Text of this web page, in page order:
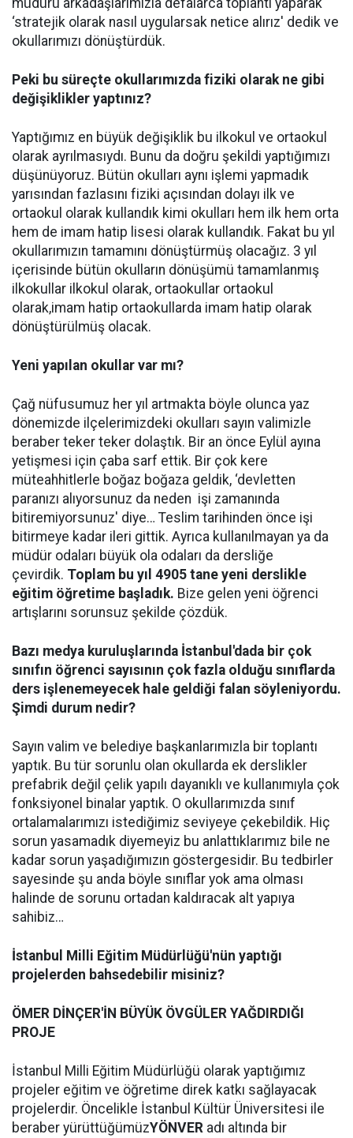
müdürü arkadaşlarımızla defalarca toplantı yaparak
‘stratejik olarak nasıl uygularsak netice alırız' dedik ve
okullarımızı dönüştürdük.
Peki bu süreçte okullarımızda fiziki olarak ne gibi
değişiklikler yaptınız?
Yaptığımız en büyük değişiklik bu ilkokul ve ortaokul
olarak ayrılmasıydı. Bunu da doğru şekildi yaptığımızı
düşünüyoruz. Bütün okulları aynı işlemi yapmadık
yarısından fazlasını fiziki açısından dolayı ilk ve
ortaokul olarak kullandık kimi okulları hem ilk hem orta
hem de imam hatip lisesi olarak kullandık. Fakat bu yıl
okullarımızın tamamını dönüştürmüş olacağız. 3 yıl
içerisinde bütün okulların dönüşümü tamamlanmış
ilkokullar ilkokul olarak, ortaokullar ortaokul
olarak,imam hatip ortaokullarda imam hatip olarak
dönüştürülmüş olacak.
Yeni yapılan okullar var mı?
Çağ nüfusumuz her yıl artmakta böyle olunca yaz
dönemizde ilçelerimizdeki okulları sayın valimizle
beraber teker teker dolaştık. Bir an önce Eylül ayına
yetişmesi için çaba sarf ettik. Bir çok kere
müteahhitlerle boğaz boğaza geldik, ‘devletten
paranızı alıyorsunuz da neden işi zamanında
bitiremiyorsunuz' diye… Teslim tarihinden önce işi
bitirmeye kadar ileri gittik. Ayrıca kullanılmayan ya da
müdür odaları büyük ola odaları da dersliğe
çevirdik. Toplam bu yıl 4905 tane yeni derslikle
eğitim öğretime başladık. Bize gelen yeni öğrenci
artışlarını sorunsuz şekilde çözdük.
Bazı medya kuruluşlarında İstanbul'dada bir çok
sınıfın öğrenci sayısının çok fazla olduğu sınıflarda
ders işlenemeyecek hale geldiği falan söyleniyordu.
Şimdi durum nedir?
Sayın valim ve belediye başkanlarımızla bir toplantı
yaptık. Bu tür sorunlu olan okullarda ek derslikler
prefabrik değil çelik yapılı dayanıklı ve kullanımıyla çok
fonksiyonel binalar yaptık. O okullarımızda sınıf
ortalamalarımızı istediğimiz seviyeye çekebildik. Hiç
sorun yasamadık diyemeyiz bu anlattıklarımız bile ne
kadar sorun yaşadığımızın göstergesidir. Bu tedbirler
sayesinde şu anda böyle sınıflar yok ama olması
halinde de sorunu ortadan kaldıracak alt yapıya
sahibiz…
İstanbul Milli Eğitim Müdürlüğü'nün yaptığı
projelerden bahsedebilir misiniz?
ÖMER DİNÇER'İN BÜYÜK ÖVGÜLER YAĞDIRDIĞI
PROJE
İstanbul Milli Eğitim Müdürlüğü olarak yaptığımız
projeler eğitim ve öğretime direk katkı sağlayacak
projelerdir. Öncelikle İstanbul Kültür Üniversitesi ile
beraber yürüttüğümüzYÖNVER adı altında bir